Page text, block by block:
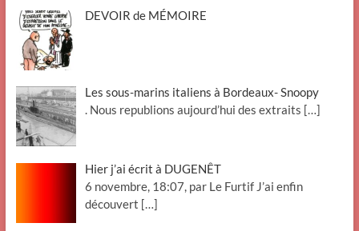
DEVOIR de MÉMOIRE
Les sous-marins italiens à Bordeaux- Snoopy
. Nous republions aujourd’hui des extraits […]
Hier j’ai écrit à DUGENÊT
6 novembre, 18:07, par Le Furtif J’ai enfin
découvert […]